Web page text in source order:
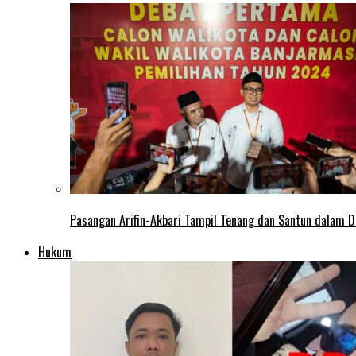
Pasangan Arifin-Akbari Tampil Tenang dan Santun dalam
Hukum